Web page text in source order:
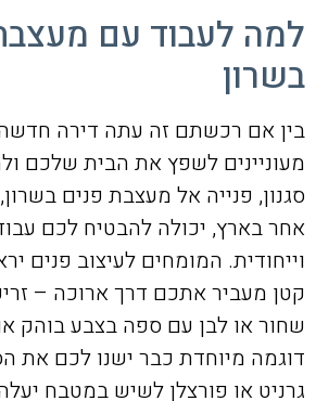
למה לעבוד עם
בשרון
בין אם רכשתם זה עתה דירה
מעוניינים לשפץ את הבית שלכם
סגנון, פנייה אל מעצבת פנים
אחר בארץ, יכולה להבטיח לכם
וייחודית. המומחים לעיצוב פנים
קטן מעביר אתכם דרך ארוכה –
שחור או לבן עם ספה בצבע בוהק
דוגמה מיוחדת כבר ישנו לכם את
גרניט או פורצלן לשיש במטבח